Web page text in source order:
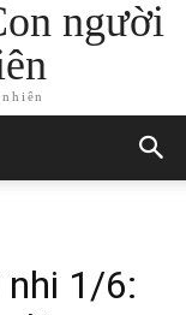
người
nhi 1/6: